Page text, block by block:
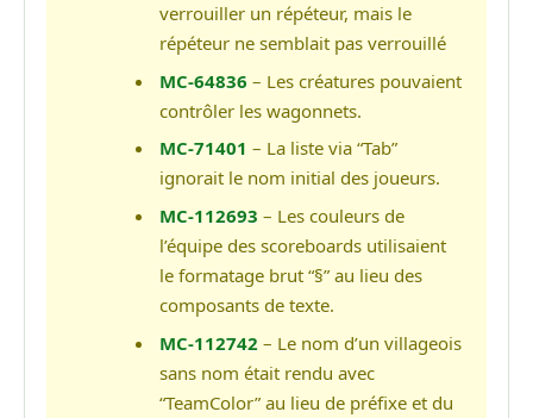
verrouiller un répéteur, mais le
répéteur ne semblait pas verrouillé
MC-64836 – Les créatures pouvaient
contrôler les wagonnets.
MC-71401 – La liste via “Tab”
ignorait le nom initial des joueurs.
MC-112693 – Les couleurs de
l’équipe des scoreboards utilisaient
le formatage brut “§” au lieu des
composants de texte.
MC-112742 – Le nom d’un villageois
sans nom était rendu avec
“TeamColor” au lieu de préfixe et du